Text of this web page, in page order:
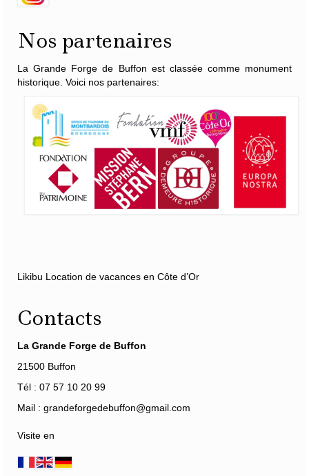
Nos partenaires
La Grande Forge de Buffon est classée comme monument
historique. Voici nos partenaires:
Likibu Location de vacances en Côte d’Or
Contacts
La Grande Forge de Buffon
21500 Buffon
Tél : 07 57 10 20 99
Mail : grandeforgedebuffon@gmail.com
Visite en